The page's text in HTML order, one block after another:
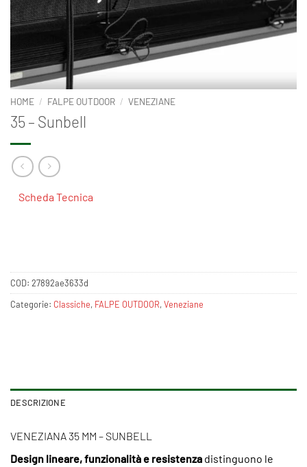
HOME / FALPE OUTDOOR / VENEZIANE
35 – Sunbell
Scheda Tecnica
COD: 27892ae3633d
Categorie: Classiche, FALPE OUTDOOR,Veneziane
DESCRIZIONE
VENEZIANA 35 MM – SUNBELL
Design lineare, funzionalità e resistenza distinguono le